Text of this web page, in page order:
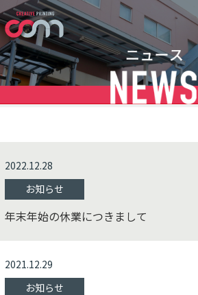
2022.12.28
お知らせ
年末年始の休業につきまして
2021.12.29
お知らせ